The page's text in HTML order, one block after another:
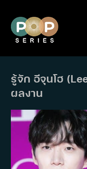
content
รู้จัก อีจุนโฮ
ผลงาน